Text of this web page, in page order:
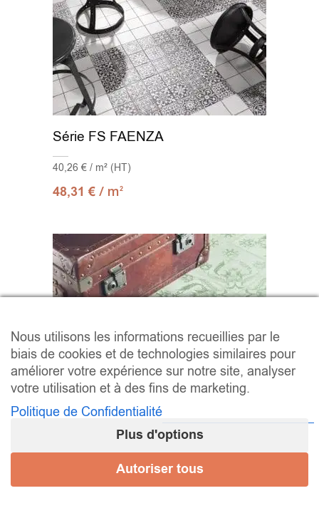
Série FS FAENZA
40,26 € / m² (HT)
48,31€ / m2
Série FS IVY
Nous utilisons les informations recueillies par le
biais de cookies et de technologies similaires pour
améliorer votre expérience sur notre site, analyser
votre utilisation et à des fins de marketing.
Politique de Confidentialité
Plus d'options
Autoriser tous